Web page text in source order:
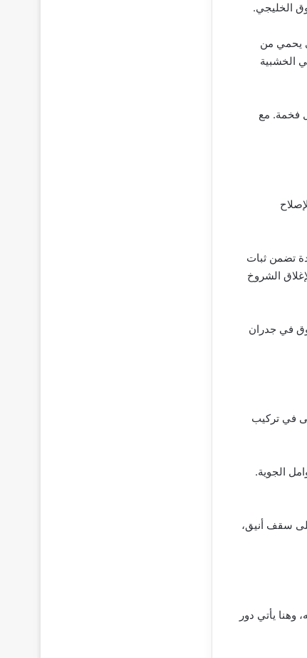
الخليجي.
يحمي من
الخشبية
فخمة. مع
تضمن ثبات
الشروخ
في جدران
في تركيب
الجوية.
سقف أنيق،
يأتي دور